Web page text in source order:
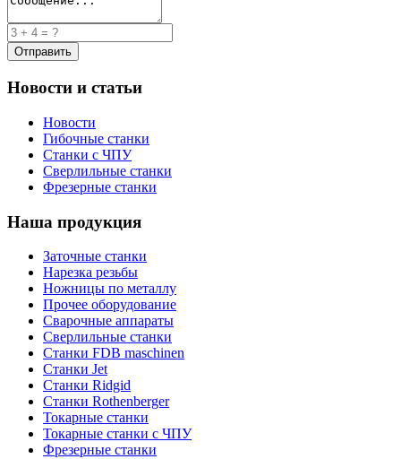
Новости и статьи
Новости
Гибочные станки
Станки с ЧПУ
Сверлильные станки
Фрезерные станки
Наша продукция
Заточные станки
Нарезка резьбы
Ножницы по металлу
Прочее оборудование
Сварочные аппараты
Сверлильные станки
Станки FDB maschinen
Станки Jet
Станки Ridgid
Станки Rothenberger
Токарные станки
Токарные станки с ЧПУ
Фрезерные станки